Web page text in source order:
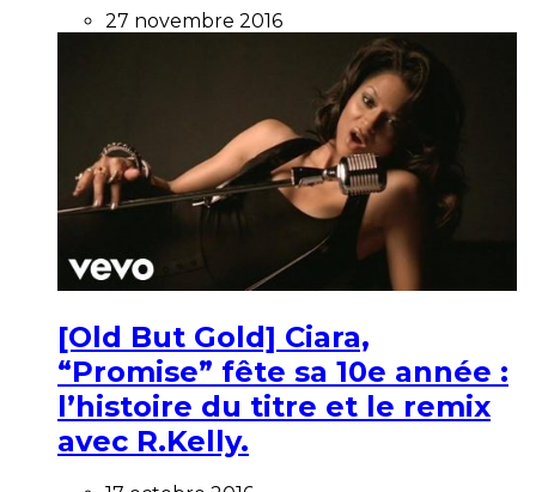
27 novembre 2016
[Old But Gold] Ciara,
“Promise” fête sa 10e année :
l’histoire du titre et le remix
avec R.Kelly.